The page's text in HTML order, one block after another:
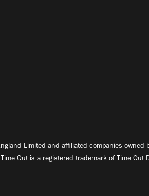
Limited and affiliated companies owned
Out is a registered trademark of Time Out